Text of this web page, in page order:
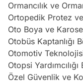
Ormancılık ve
Ortopedik Protez
Oto Boya ve
Otobüs Kaptanlığı
Otomotiv
Otopsi
Özel Güvenlik ve